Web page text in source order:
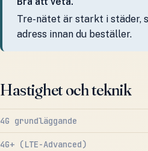
Tre-nätet är starkt i städer,
adress innan du beställer.
Hastighet och teknik
4G grundläggande
4G+ (LTE-Advanced)